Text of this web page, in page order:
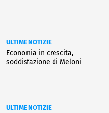
ULTIME NOTIZIE
Economia in crescita,
soddisfazione di Meloni
ULTIME NOTIZIE